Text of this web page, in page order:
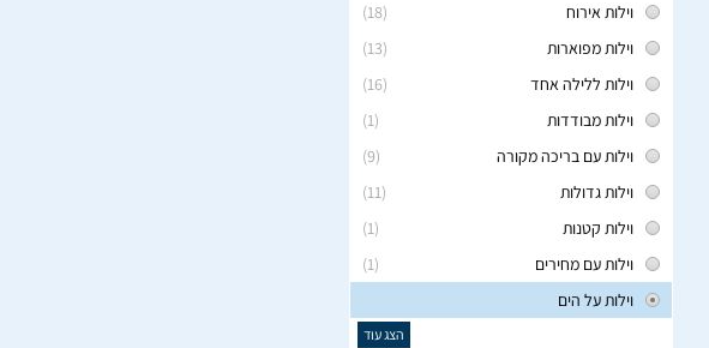
(18)
וילות אירוח
(13)
וילות מפוארות
(16)
וילות ללילה אחד
(1)
וילות מבודדות
(9)
וילות עם בריכה מקורה
(11)
וילות גדולות
(1)
וילות קטנות
(1)
וילות עם מחירים
וילות על הים
הצג עוד